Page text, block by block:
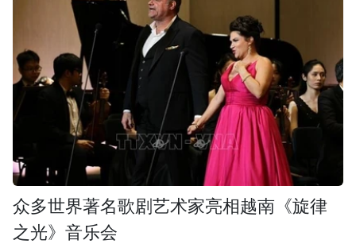
众多世界著名歌剧艺术家亮相越南《旋律
之光》音乐会